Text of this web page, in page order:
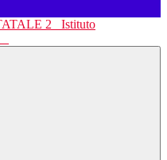
Istituto